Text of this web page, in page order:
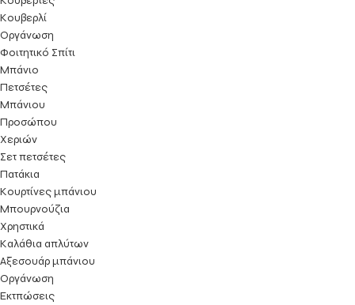
Κουβερλί
Οργάνωση
Φοιτητικό Σπίτι
Μπάνιο
Πετσέτες
Μπάνιου
Προσώπου
Χεριών
Σετ πετσέτες
Πατάκια
Κουρτίνες μπάνιου
Μπουρνούζια
Χρηστικά
Καλάθια απλύτων
Αξεσουάρ μπάνιου
Οργάνωση
Εκτπώσεις